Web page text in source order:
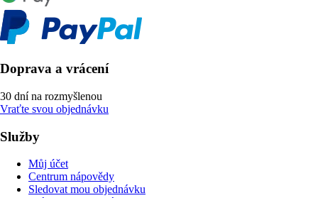
Doprava a vrácení
30 dní na rozmyšlenou
Vraťte svou objednávku
Služby
Můj účet
Centrum nápovědy
Sledovat mou objednávku